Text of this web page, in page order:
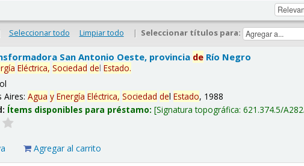
| Seleccionar todo Limpiar todo | Seleccionar títulos para:
San Antonio Oeste, provincia de Río Negro
Eléctrica, Sociedad delEstado.
Aires:Agua y Energía Eléctrica, Sociedad delEstado, 1988
Ítems disponibles para préstamo: Signatura topográfica:621.374.5/
Agregar al carrito